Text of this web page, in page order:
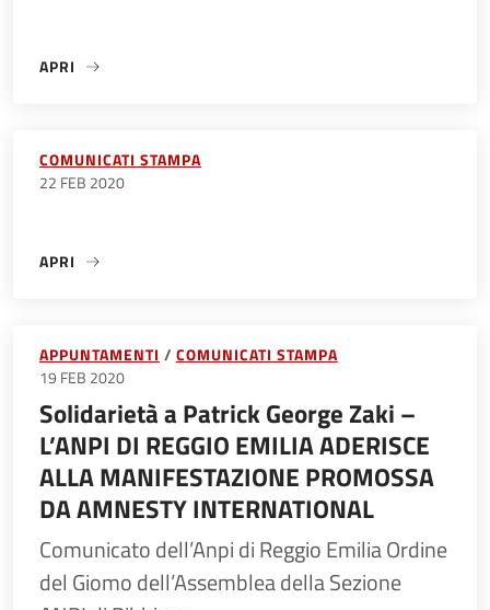
APRI
«»
COMUNICATI STAMPA
22 FEB 2020
APRI
«»
APPUNTAMENTI
COMUNICATI STAMPA
19 FEB 2020
Solidarietà a Patrick George Zaki –
L’ANPI DI REGGIO EMILIA ADERISCE
ALLA MANIFESTAZIONE PROMOSSA
DA AMNESTY INTERNATIONAL
Comunicato dell’Anpi di Reggio Emilia Ordine
del Giomo dell’Assemblea della Sezione